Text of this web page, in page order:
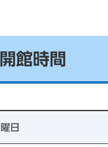
開館時間
曜日